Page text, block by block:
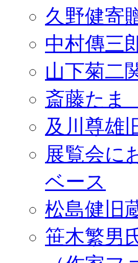
久野健寄
中村傳三
山下菊二
斎藤たま
及川尊雄
展覧会に
ベース
松島健旧
笹木繁男